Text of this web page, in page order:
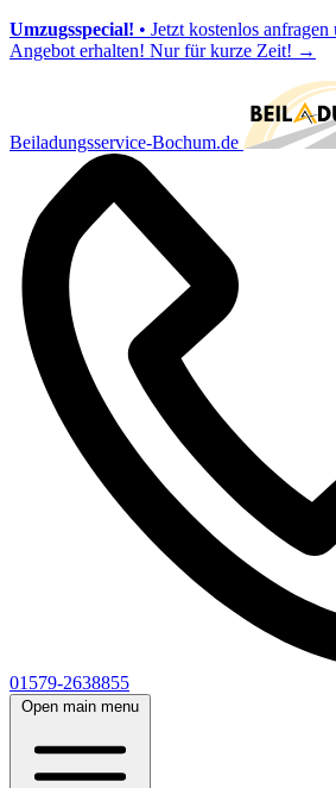
Umzugsspecial! • Jetzt kostenlos
Angebot erhalten! Nur für kurze Zeit! →
Beiladungsservice-Bochum.de
01579-2638855
Open main menu